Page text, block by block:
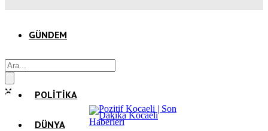
GÜNDEM
POLITIKA
DÜNYA